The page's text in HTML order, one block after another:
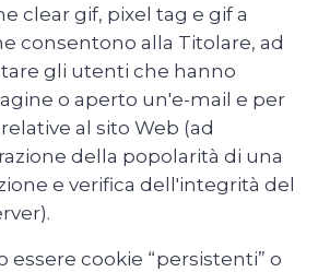
clear gif, pixel tag e gif a
consentono alla Titolare, ad
gli utenti che hanno
o aperto un'e-mail e per
al sito Web (ad
della popolarità di una
e verifica dell'integrità del
essere cookie “persistenti” o